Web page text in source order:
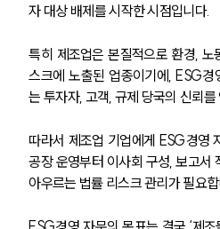
기업법무그
전체
기업전문
자 대상 배제를 시작한 시점입니다.
특히 제조업은 본질적으로 환경,
스크에 노출된 업종이기에, ESG
는 투자자, 고객, 규제 당국의 신뢰를
따라서 제조업 기업에게 ESG경영
공장 운영부터 이사회 구성, 보고서
아우르는 법률 리스크 관리가 필요합